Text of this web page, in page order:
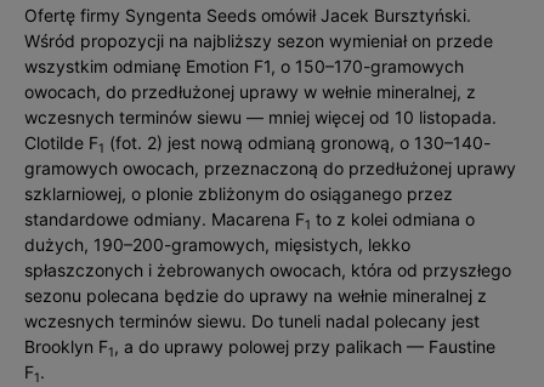
Ofertę firmy Syngenta Seeds omówił Jacek Bursztyński.
Wśród propozycji na najbliższy sezon wymieniał on przede
wszystkim odmianę Emotion F1, o 150–170-gramowych
owocach, do przedłużonej uprawy w wełnie mineralnej, z
wczesnych terminów siewu — mniej więcej od 10 listopada.
Clotilde F1 (fot. 2) jest nową odmianą gronową, o 130–140-
gramowych owocach, przeznaczoną do przedłużonej uprawy
szklarniowej, o plonie zbliżonym do osiąganego przez
standardowe odmiany. Macarena F1 to z kolei odmiana o
dużych, 190–200-gramowych, mięsistych, lekko
spłaszczonych i żebrowanych owocach, która od przyszłego
sezonu polecana będzie do uprawy na wełnie mineralnej z
wczesnych terminów siewu. Do tuneli nadal polecany jest
Brooklyn F1 , a do uprawy polowej przy palikach — Faustine
F1.